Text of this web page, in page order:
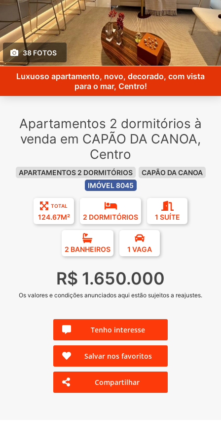
38 FOTOS
Luxuoso apartamento, novo, decorado, com vista
para o mar, Centro!
Apartamentos 2 dormitórios à
venda em CAPÃO DA CANOA,
Centro
APARTAMENTOS 2 DORMITÓRIOS
CAPÃO DA CANOA
IMÓVEL 8045
TOTAL
124.67M² 2 DORMITÓRIOS 1 SUÍTE
2 BANHEIROS 1 VAGA
R$ 1.650.000
Os valores e condições anunciados aqui estão sujeitos a reajustes.
Tenho interesse
Salvar nos favoritos
Compartilhar